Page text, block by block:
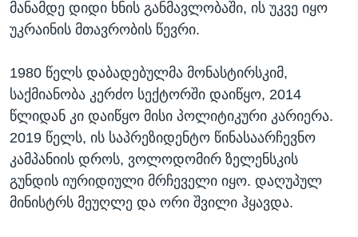
მანამდე დიდი ხნის განმავლობაში, ის უკვე იყო
უკრაინის მთავრობის წევრი.
1980 წელს დაბადებულმა მონასტირსკიმ,
საქმიანობა კერძო სექტორში დაიწყო, 2014
წლიდან კი დაიწყო მისი პოლიტიკური კარიერა.
2019 წელს, ის საპრეზიდენტო წინასაარჩევნო
კამპანიის დროს, ვოლოდომირ ზელენსკის
გუნდის იურიდიული მრჩეველი იყო. დაღუპულ
მინისტრს მეუღლე და ორი შვილი ჰყავდა.